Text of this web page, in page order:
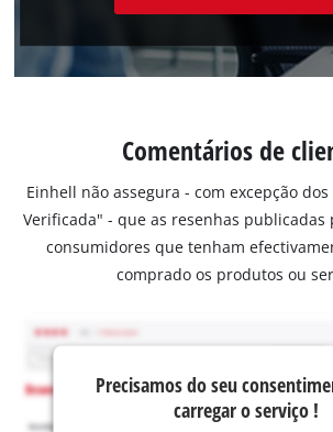
Comentários de
Einhell não assegura - com excepção
Verificada" - que as resenhas publicadas
consumidores que tenham
comprado os produtos ou
Precisamos do seu
carregar o serviço !